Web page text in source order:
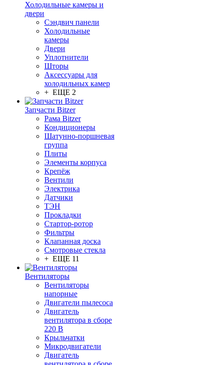
Холодильные камеры и
двери
Сэндвич панели
Холодильные
камеры
Двери
Уплотнители
Шторы
Аксессуары для
холодильных камер
+ ЕЩЕ 2
Запчасти Bitzer
Рама Bitzer
Кондиционеры
Шатунно-поршневая
группа
Плиты
Элементы корпуса
Крепёж
Вентили
Электрика
Датчики
ТЭН
Прокладки
Стартор-ротор
Фильтры
Клапанная доска
Смотровые стекла
+ ЕЩЕ 11
Вентиляторы
Вентиляторы
напорные
Двигатели пылесоса
Двигатель
вентилятора в сборе
220 В
Крыльчатки
Микродвигатели
Двигатель